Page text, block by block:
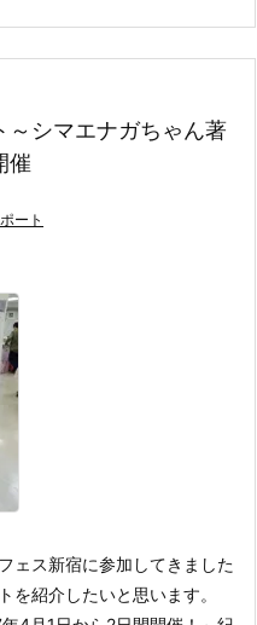
～シマエナガちゃん著
催
ート
ェス新宿に参加してきました
を紹介したいと思います。